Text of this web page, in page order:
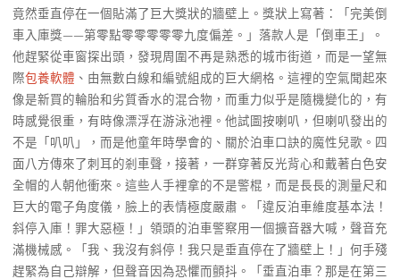
竟然垂直停在一個貼滿了巨大獎狀的牆壁上。獎狀上寫著：「完美倒
車入庫獎——第零點零零零零零九度偏差。」落款人是「倒車王」。
他趕緊從車窗探出頭，發現周圍不再是熟悉的城市街道，而是一望無
際包養軟體 、由無數白線和編號組成的巨大網格。這裡的空氣聞起來
像是新買的輪胎和劣質香水的混合物，而重力似乎是隨機變化的，有
時感覺很重，有時像漂浮在游泳池裡。他試圖按喇叭，但喇叭發出的
不是「叭叭」，而是他童年時學會的、關於泊車口訣的魔性兒歌。四
面八方傳來了刺耳的剎車聲，接著，一群穿著反光背心和戴著白色安
全帽的人朝他衝來。這些人手裡拿的不是警棍，而是長長的測量尺和
巨大的電子角度儀，臉上的表情極度嚴肅。「違反泊車維度基本法！
斜停入庫！罪大惡極！」領頭的泊車警察用一個擴音器大喊，聲音充
滿機械感。「我、我沒有斜停！我只是垂直停在了牆壁上！」何手殘
趕緊為自己辯解，但聲音因為恐懼而顫抖。「垂直泊車？那是在第三